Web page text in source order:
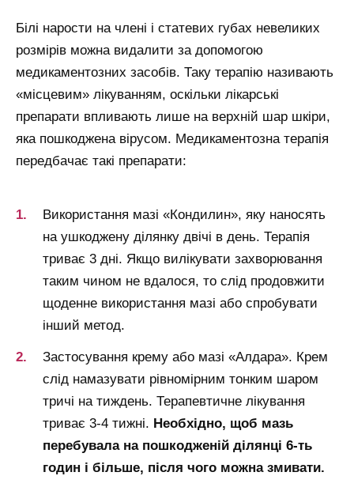
Білі нарости на члені і статевих губах невеликих
розмірів можна видалити за допомогою
медикаментозних засобів. Таку терапію називають
«місцевим» лікуванням, оскільки лікарські
препарати впливають лише на верхній шар шкіри,
яка пошкоджена вірусом. Медикаментозна терапія
передбачає такі препарати:
Використання мазі «Кондилин», яку наносять
на ушкоджену ділянку двічі в день. Терапія
триває 3 дні. Якщо вилікувати захворювання
таким чином не вдалося, то слід продовжити
щоденне використання мазі або спробувати
інший метод.
Застосування крему або мазі «Алдара». Крем
слід намазувати рівномірним тонким шаром
тричі на тиждень. Терапевтичне лікування
триває 3-4 тижні. Необхідно, щоб мазь
перебувала на пошкодженій ділянці 6-ть
годин і більше, після чого можна змивати.